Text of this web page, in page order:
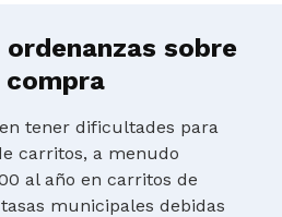
sobre
compra
tener dificultades para
carritos, a menudo
al año en carritos de
municipales debidas